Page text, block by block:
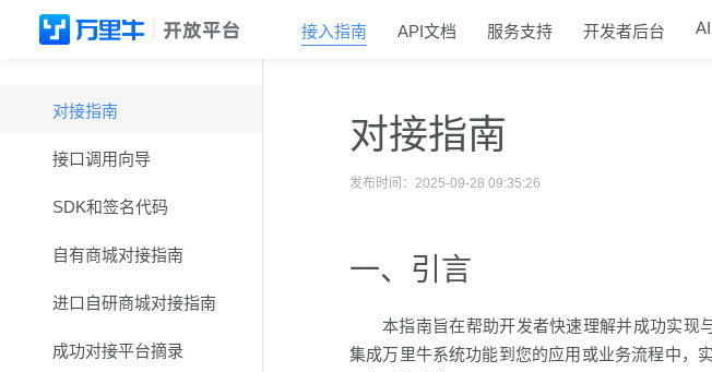
接入指南 API文档 服务支持 开发者后台
对接指南
接口调用向导
SDK和签名代码
自有商城对接指南
进口自研商城对接指南
成功对接平台摘录
对接指南
发布时间：2025-09-28 09:35:26
一、引言
本指南旨在帮助开发者快速理解并成功实现
集成万里牛系统功能到您的应用或业务流程中，